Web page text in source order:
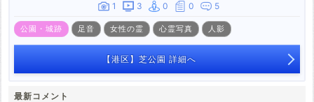
1
3 0 0 5
公園・城跡 足音 女性の霊 心霊写真 人影
【港区】芝公園 詳細へ
最新コメント